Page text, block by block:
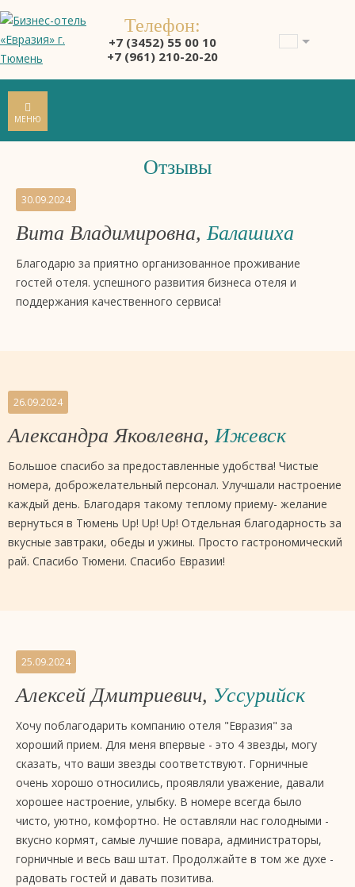
Телефон:
+7 (3452) 55 00 10
+7 (961) 210-20-20
МЕНЮ
Отзывы
Отзывы
на
бизнес-
отель
звезды
30.09.2024
Вита Владимировна,Балашиха
Благодарю за приятно организованное проживание
гостей отеля. успешного развития бизнеса отеля и
поддержания качественного сервиса!
26.09.2024
Александра Яковлевна,Ижевск
Большое спасибо за предоставленные удобства! Чистые
номера, доброжелательный персонал. Улучшали настроение
каждый день. Благодаря такому теплому приему- желание
вернуться в Тюмень Up! Up! Up! Отдельная благодарность за
вкусные завтраки, обеды и ужины. Просто гастрономический
рай. Спасибо Тюмени. Спасибо Евразии!
25.09.2024
Алексей Дмитриевич, Уссурийск
Хочу поблагодарить компанию отеля "Евразия" за
хороший прием. Для меня впервые - это 4 звезды, могу
сказать, что ваши звезды соответствуют. Горничные
очень хорошо относились, проявляли уважение, давали
хорошее настроение, улыбку. В номере всегда было
чисто, уютно, комфортно. Не оставляли нас голодными -
вкусно кормят, самые лучшие повара, администраторы,
горничные и весь ваш штат. Продолжайте в том же духе -
радовать гостей и давать позитива.